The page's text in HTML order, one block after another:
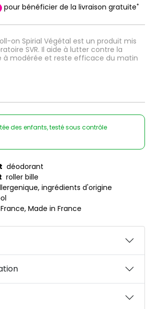
on Spirial Végétal est un produit mis
SVR. Il aide à lutter contre la
à modérée et reste efficace du matin
pour bénéficier de la livraison gratuite*
des enfants, testé sous contrôle
déodorant
roller bille
ingrédients d'origine
Made in France